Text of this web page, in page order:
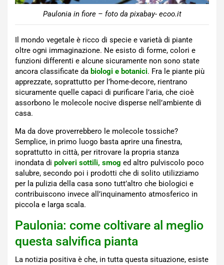
Paulonia in fiore – foto da pixabay- ecoo.it
Il mondo vegetale è ricco di specie e varietà di piante
oltre ogni immaginazione. Ne esisto di forme, colori e
funzioni differenti e alcune sicuramente non sono state
ancora classificate da biologi e botanici. Fra le piante più
apprezzate, soprattutto per l’home-decore, rientrano
sicuramente quelle capaci di purificare l’aria, che cioè
assorbono le molecole nocive disperse nell’ambiente di
casa.
Ma da dove proverrebbero le molecole tossiche?
Semplice, in primo luogo basta aprire una finestra,
soprattutto in città, per ritrovare la propria stanza
inondata di polveri sottili, smog ed altro pulviscolo poco
salubre, secondo poi i prodotti che di solito utilizziamo
per la pulizia della casa sono tutt’altro che biologici e
contribuiscono invece all’inquinamento atmosferico in
piccola e larga scala.
Paulonia: come coltivare al meglio
questa salvifica pianta
La notizia positiva è che, in tutta questa situazione, esiste